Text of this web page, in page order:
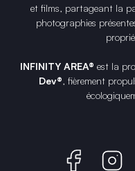
et films, partageant la
photographies
INFINITY AREA® est la
Dev®, fièrement